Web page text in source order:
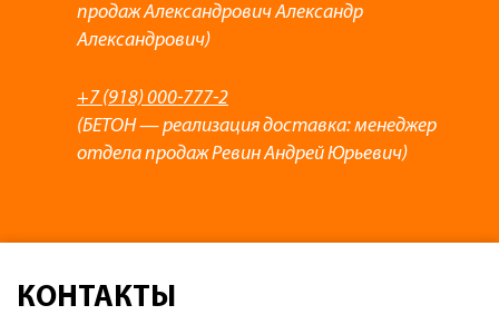
продаж Александрович Александр
Александрович)
+7 (918) 000-777-2
(БЕТОН — реализация доставка: менеджер
отдела продаж Ревин Андрей Юрьевич)
КОНТАКТЫ